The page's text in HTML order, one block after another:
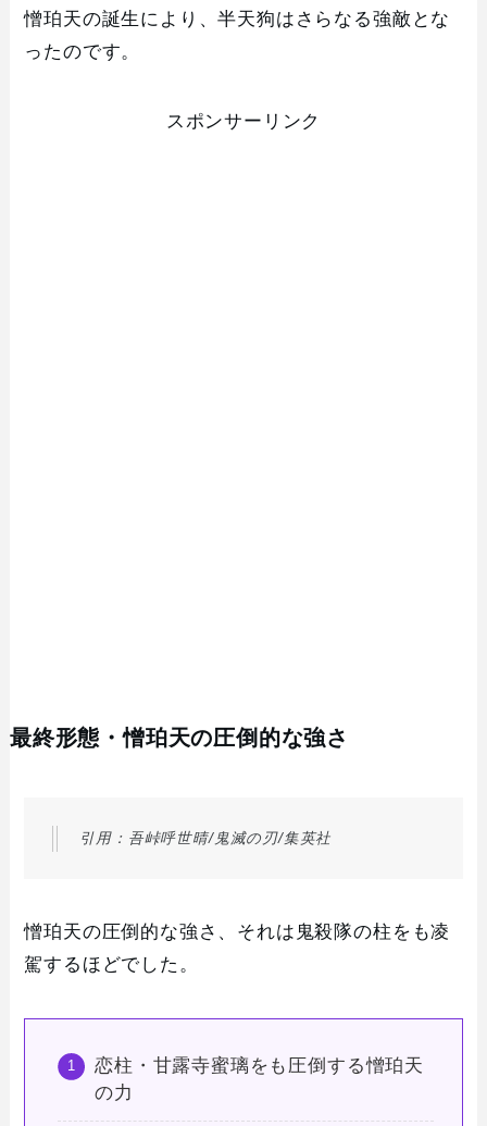
憎珀天の誕生により、半天狗はさらなる強敵とな
ったのです。
スポンサーリンク
最終形態・憎珀天の圧倒的な強さ
引用：吾峠呼世晴/鬼滅の刃/集英社
憎珀天の圧倒的な強さ、それは鬼殺隊の柱をも凌
駕するほどでした。
恋柱・甘露寺蜜璃をも圧倒する憎珀天
の力